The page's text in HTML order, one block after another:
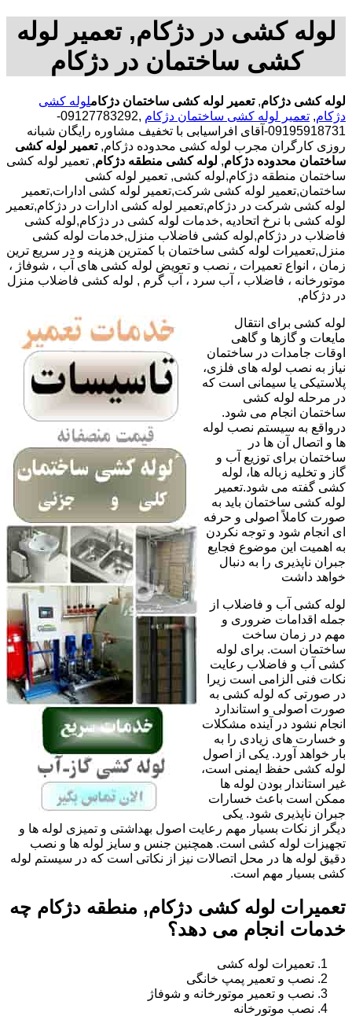
لوله کشی در دژکام, تعمیر لوله
کشی ساختمان در دژکام
لوله کشی دژکام,تعمیر لوله کشی ساختمان دژکاملوله کشی
دژکام, تعمیر لوله کشی ساختمان دژکام
,09127783292-
09195918731-آقای افراسیابی با تخفیف مشاوره رایگان شبانه
روزی کارگران مجرب لوله کشی محدوده دژکام,تعمیر لوله کشی
ساختمان محدوده دژکام, لوله کشی منطقه دژکام, تعمیر لوله کشی
ساختمان منطقه دژکام,لوله کشی, تعمیر لوله کشی
ساختمان,تعمیر لوله کشی شرکت,تعمیر لوله کشی ادارات,تعمیر
لوله کشی شرکت در دژکام,تعمیر لوله کشی ادارات در دژکام,تعمیر
لوله کشی با نرخ اتحادیه ,خدمات لوله کشی در دژکام,لوله کشی
فاضلاب در دژکام,لوله کشی فاضلاب منزل,خدمات لوله کشی
منزل,تعمیرات لوله کشی ساختمان با کمترین هزینه و در سریع ترین
زمان ، انواع تعمیرات ، نصب و تعویض لوله کشی های آب ، شوفاژ ،
موتورخانه ، فاضلاب ، آب سرد ، آب گرم , لوله کشی فاضلاب منزل
در دژکام,
لوله کشی برای انتقال
مایعات و گازها و گاهی
اوقات جامدات در ساختمان
نیاز به نصب لوله های فلزی،
پلاستیکی یا سیمانی است که
در مرحله لوله کشی
ساختمان انجام می شود.
درواقع به سیستم نصب لوله
ها و اتصال آن ها در
ساختمان برای توزیع آب و
گاز و تخلیه زباله ها، لوله
کشی گفته می شود.تعمیر
لوله کشی ساختمان باید به
صورت کاملاً اصولی و حرفه
ای انجام شود و توجه نکردن
به اهمیت این موضوع فجایع
جبران ناپذیری را به دنبال
خواهد داشت
لوله کشی آب و فاضلاب از
جمله اقدامات ضروری و
مهم در زمان ساخت
ساختمان است. برای لوله
کشی آب و فاضلاب رعایت
نکات فنی الزامی است زیرا
در صورتی که لوله کشی به
صورت اصولی و استاندارد
انجام نشود در آینده مشکلات
و خسارت های زیادی را به
بار خواهد آورد. یکی از اصول
لوله کشی حفظ ایمنی است،
غیر استاندار بودن لوله ها
ممکن است باعث خسارات
جبران ناپذیری شود. یکی
دیگر از نکات بسیار مهم رعایت اصول بهداشتی و تمیزی لوله ها و
تجهیزات لوله کشی است. همچنین جنس و سایز لوله ها و نصب
دقیق لوله ها در محل اتصالات نیز از نکاتی است که در سیستم لوله
کشی بسیار مهم است.
تعمیرات لوله کشی دژکام, منطقه دژکام چه
خدمات انجام می دهد؟
تعمیرات لوله کشی
نصب و تعمیر پمپ خانگی
نصب و تعمیر موتورخانه و شوفاژ
نصب موتورخانه